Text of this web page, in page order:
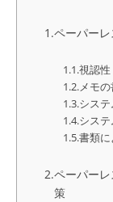
ペーパー
視認
メモ
シス
シス
書類
ペーパー
策